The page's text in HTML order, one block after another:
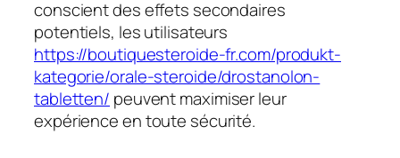
conscient des effets secondaires
potentiels, les utilisateurs
https://boutiquesteroide-fr.com/produkt-
kategorie/orale-steroide/drostanolon-
tabletten/ peuvent maximiser leur
expérience en toute sécurité.